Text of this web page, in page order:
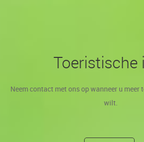
Toeristische
Neem contact met ons op wanneer u
wilt.